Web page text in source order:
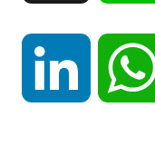
LinkedIn